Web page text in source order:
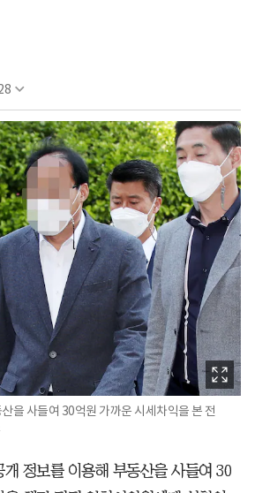
을 사들여 30억원 가까운 시세차익을 본 전
정보를 이용해 부동산을 사들여 30